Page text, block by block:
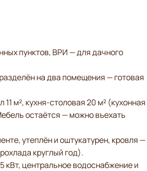
пунктов, ВРИ — для дачного
на два помещения — готовая
м², кухня‑столовая 20 м² (кухонная
остаётся — можно въехать
утеплён и оштукатурен, кровля —
круглый год).
центральное водоснабжение и